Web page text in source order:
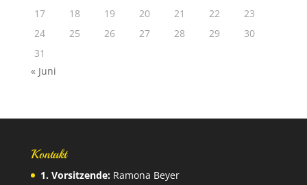
17
18 19 20 21 22
23
24
25 26 27 28 29
30
31
« Juni
Kontakt
1. Vorsitzende:Ramona Beyer